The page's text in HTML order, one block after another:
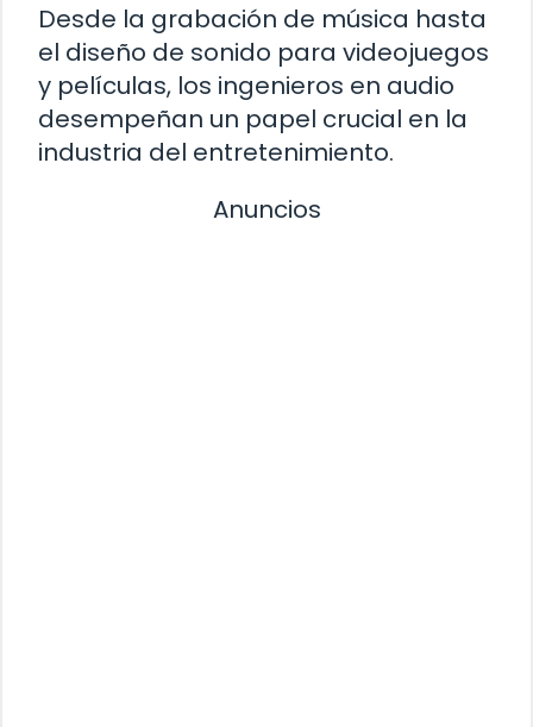
Desde la grabación de música hasta
el diseño de sonido para videojuegos
y películas, los ingenieros en audio
desempeñan un papel crucial en la
industria del entretenimiento.
Anuncios